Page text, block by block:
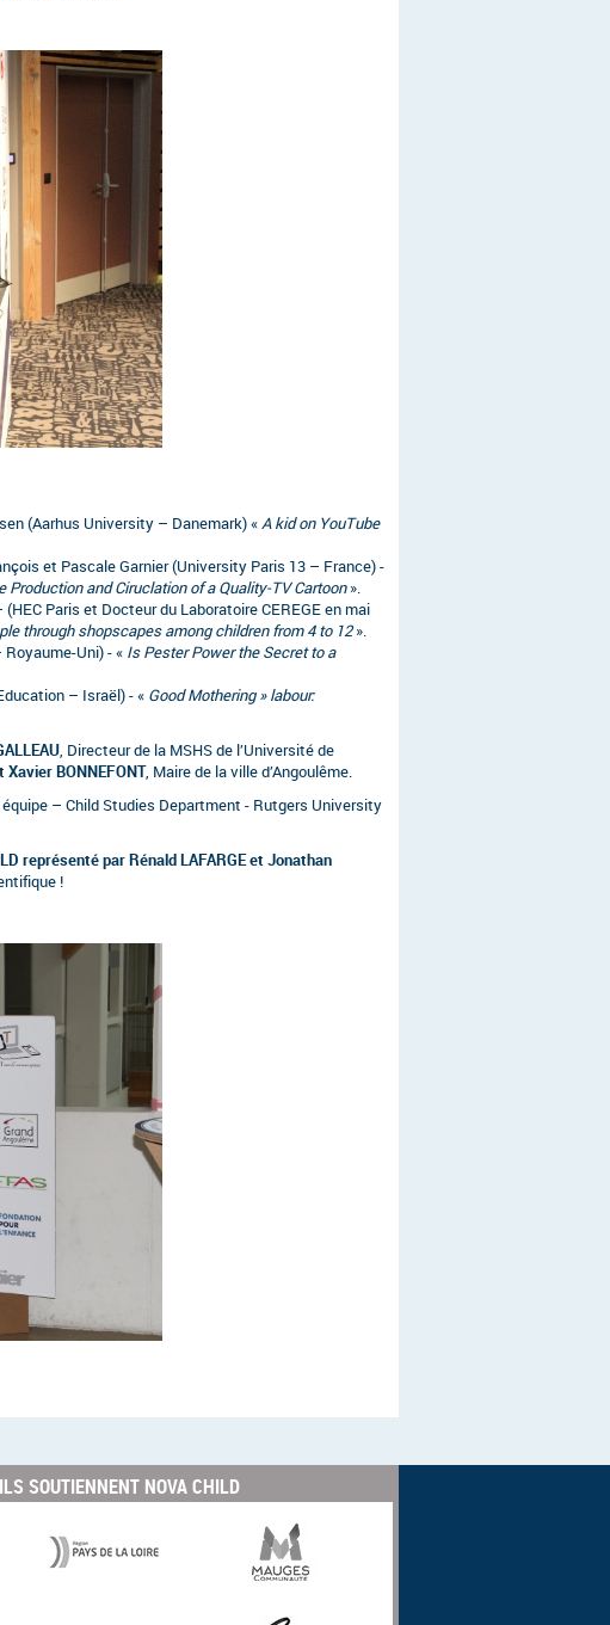
(Aarhus University – Danemark) «A kid on YouTube
et Pascale Garnier (University Paris 13 – France) -
Production and Ciruclation of a Quality-TV Cartoon».
Paris et Docteur du Laboratoire CEREGE en mai
through shopscapes among children from 4 to 12».
Uni) - « Is Pester Power the Secret to a
– Israël) - « Good Mothering » labour:
, Directeur de la MSHS de l’Université de
Xavier BONNEFONT, Maire de la ville d’Angoulême.
– Child Studies Department - Rutgers University
représenté par Rénald LAFARGE et Jonathan
!
ILS SOUTIENNENT NOVA CHILD